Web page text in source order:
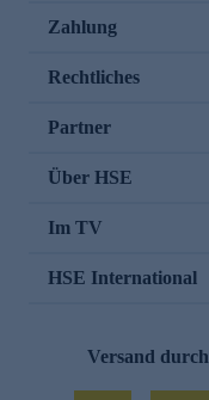
Zahlung
Rechtliches
Partner
Über HSE
Im TV
HSE International
Versand durch